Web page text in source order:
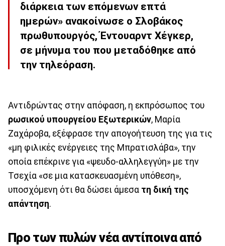
διάρκεια των επόμενων επτά
ημερών» ανακοίνωσε ο Σλοβάκος
πρωθυπουργός, Έντουαρντ Χέγκερ,
σε μήνυμα του που μεταδόθηκε από
την τηλεόραση.
Αντιδρώντας στην απόφαση, η εκπρόσωπος του
ρωσικού υπουργείου Εξωτερικών, Μαρία
Ζαχάροβα, εξέφρασε την απογοήτευση της για τις
«μη φιλικές ενέργειες της Μπρατισλάβα», την
οποία επέκρινε για «ψευδο-αλληλεγγύη» με την
Τσεχία «σε μια κατασκευασμένη υπόθεση»,
υποσχόμενη ότι θα δώσει άμεσα τη δική της
απάντηση.
Προ των πυλών νέα αντίποινα από